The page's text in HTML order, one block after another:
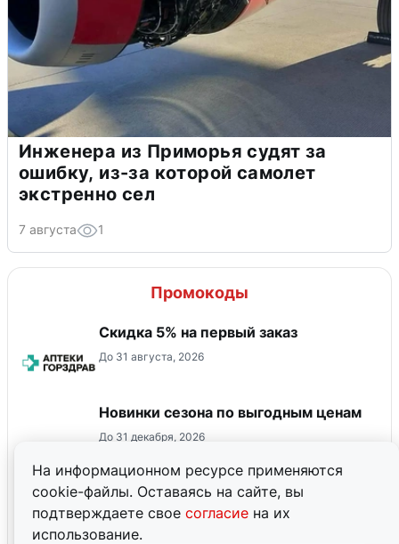
На информационном ресурсе применяются
cookie-файлы. Оставаясь на сайте, вы
подтверждаете свое согласие на их
использование.
Инженера из Приморья судят за
ошибку, из-за которой самолет
экстренно сел
7 августа 1
Промокоды
Скидка 5% на первый заказ
До 31 августа, 2026
Новинки сезона по выгодным ценам
До 31 декабря, 2026
Яндекс Диск со скидкой 30%
До 31 августа, 2026